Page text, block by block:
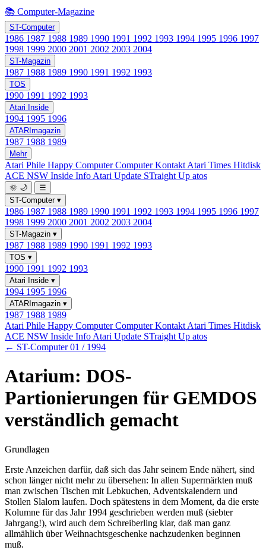
📚 Computer-Magazine
ST-Computer
1986 1987 1988 1989 1990 1991 1992 1993 1994 1995 1996 1997
1998 1999 2000 2001 2002 2003 2004
ST-Magazin
1987 1988 1989 1990 1991 1992 1993
TOS
1990 1991 1992 1993
Atari Inside
1994 1995 1996
ATARImagazin
1987 1988 1989
Mehr
Atari Phile Happy ComputerComputer Kontakt Atari Times Hitdisk
ACE NSW Inside Info Atari Update STraight Up atos
🌞 🌙
☰
ST-Computer ▾
1986 1987 1988 1989 1990 1991 1992 1993 1994 1995 1996 1997
1998 1999 2000 2001 2002 2003 2004
ST-Magazin ▾
1987 1988 1989 1990 1991 1992 1993
TOS ▾
1990 1991 1992 1993
Atari Inside ▾
1994 1995 1996
ATARImagazin ▾
1987 1988 1989
Atari Phile Happy ComputerComputer Kontakt Atari Times Hitdisk
ACE NSW Inside Info Atari Update STraight Up atos
← ST-Computer 01 / 1994
Atarium: DOS-
Partionierungen für GEMDOS
verständlich gemacht
Grundlagen
Erste Anzeichen darfür, daß sich das Jahr seinem Ende nähert, sind
schon länger nicht mehr zu übersehen: In allen Supermärkten muß
man zwischen Tischen mit Lebkuchen, Adventskalendern und
Stollen Slalom laufen. Doch spätestens in dem Moment, da die erste
Kolumne für das Jahr 1994 geschrieben werden muß (siebter
Jahrgang!), wird auch dem Schreiberling klar, daß man ganz
allmählich über Weihnachtsgeschenke nachzudenken beginnen
muß.